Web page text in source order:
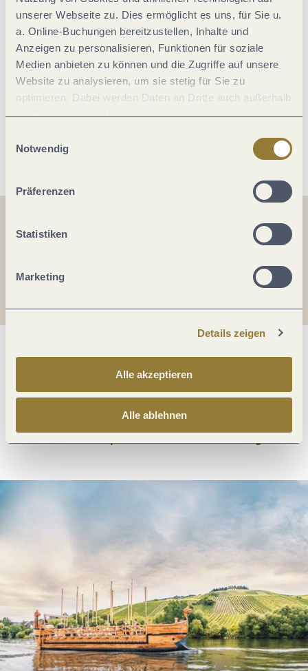
unserer Webseite zu. Dies ermöglicht es uns, für Sie u.
a. Online-Buchungen bereitzustellen, Inhalte und
Anzeigen zu personalisieren, Funktionen für soziale
Medien anbieten zu können und die Zugriffe auf unsere
Website zu analysieren, um sie stetig für Sie zu
optimieren. Dabei werden Daten an Dritte auch außerhalb
der Europäischen Union weitergegeben und dort
jederzeit widerrufen werden. Mit der Auswahl "Alle
ablehnen" kann es zu Beeinträchtigungen in der Nutzung
Notwendig
Präferenzen
Statistiken
Marketing
Details zeigen
Alle akzeptieren
Alle ablehnen
Divers
Zahlungsarten
Lage
Weitere Infos
Anreise planen PDF erzeugen